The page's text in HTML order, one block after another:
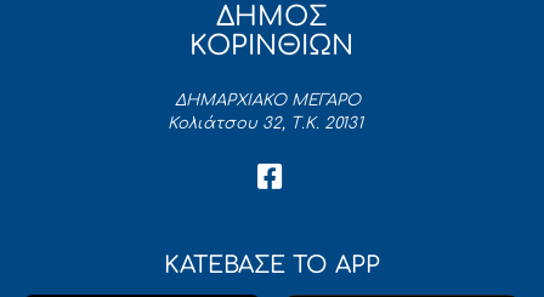
ΔΗΜΟΣ
ΚΟΡΙΝΘΙΩΝ
ΔΗΜΑΡΧΙΑΚΟ ΜΕΓΑΡΟ
Κολιάτσου 32, Τ.Κ. 20131
ΚΑΤΕΒΑΣΕ ΤΟ APP